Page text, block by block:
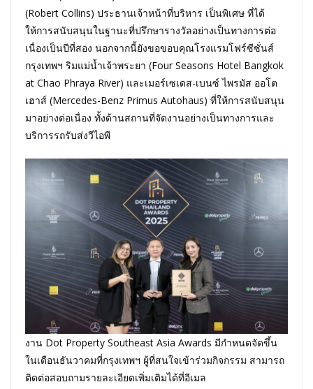
(Robert Collins) ประธานเจ้าหน้าที่บริหาร เป็นพิเศษ ที่ได้
ให้การสนับสนุนในฐานะที่ปรึกษารางวัลอย่างเป็นทางการต่อ
เนื่องเป็นปีที่สอง นอกจากนี้ยังขอขอบคุณโรงแรมโฟร์ซีซั่นส์
กรุงเทพฯ ริมแม่น้ำเจ้าพระยา (Four Seasons Hotel Bangkok
at Chao Phraya River) และเมอร์เซเดส-เบนซ์ ไพรมัส ออโต
เฮาส์ (Mercedes-Benz Primus Autohaus) ที่ให้การสนับสนุน
มาอย่างต่อเนื่อง ทั้งด้านสถานที่จัดงานอย่างเป็นทางการและ
บริการรถรับส่งวีไอพี
งาน Dot Property Southeast Asia Awards มีกำหนดจัดขึ้น
ในเดือนธันวาคมที่กรุงเทพฯ ผู้ที่สนใจเข้าร่วมกิจกรรม สามารถ
ติดต่อสอบถามรายละเอียดเพิ่มเติมได้ที่อีเมล